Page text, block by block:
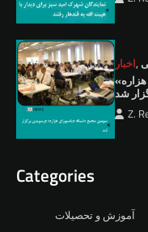
اخبار,
شد
Z.
Categories
آموزش و تحصیلات